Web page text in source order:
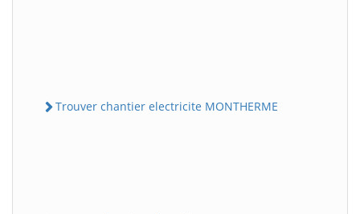
Trouver chantier electricite MONTHERME